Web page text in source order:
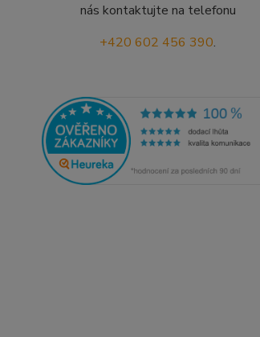
nás kontaktujte na telefonu
+420 602 456 390.